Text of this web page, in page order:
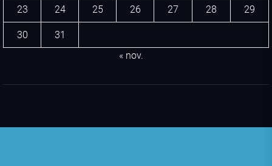
23 24 25 26 27 28 29
30
31
« nov.